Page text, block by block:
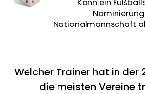
Kann ein
Nationalmannschaft
Welcher Trainer hat in der
die meisten Vereine